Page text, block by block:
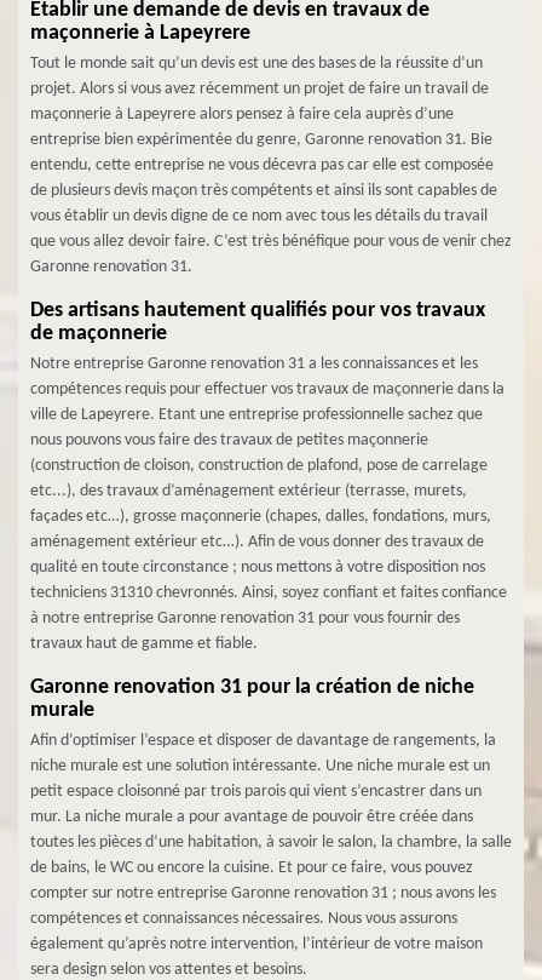
Etablir une demande de devis en travaux de
maçonnerie à Lapeyrere
Tout le monde sait qu’un devis est une des bases de la réussite d’un
projet. Alors si vous avez récemment un projet de faire un travail de
maçonnerie à Lapeyrere alors pensez à faire cela auprès d’une
entreprise bien expérimentée du genre, Garonne renovation 31. Bie
entendu, cette entreprise ne vous décevra pas car elle est composée
de plusieurs devis maçon très compétents et ainsi ils sont capables de
vous établir un devis digne de ce nom avec tous les détails du travail
que vous allez devoir faire. C’est très bénéfique pour vous de venir chez
Garonne renovation 31.
Des artisans hautement qualifiés pour vos travaux
de maçonnerie
Notre entreprise Garonne renovation 31 a les connaissances et les
compétences requis pour effectuer vos travaux de maçonnerie dans la
ville de Lapeyrere. Etant une entreprise professionnelle sachez que
nous pouvons vous faire des travaux de petites maçonnerie
(construction de cloison, construction de plafond, pose de carrelage
etc...), des travaux d’aménagement extérieur (terrasse, murets,
façades etc…), grosse maçonnerie (chapes, dalles, fondations, murs,
aménagement extérieur etc…). Afin de vous donner des travaux de
qualité en toute circonstance ; nous mettons à votre disposition nos
techniciens 31310 chevronnés. Ainsi, soyez confiant et faites confiance
à notre entreprise Garonne renovation 31 pour vous fournir des
travaux haut de gamme et fiable.
Garonne renovation 31 pour la création de niche
murale
Afin d’optimiser l’espace et disposer de davantage de rangements, la
niche murale est une solution intéressante. Une niche murale est un
petit espace cloisonné par trois parois qui vient s’encastrer dans un
mur. La niche murale a pour avantage de pouvoir être créée dans
toutes les pièces d’une habitation, à savoir le salon, la chambre, la salle
de bains, le WC ou encore la cuisine. Et pour ce faire, vous pouvez
compter sur notre entreprise Garonne renovation 31 ; nous avons les
compétences et connaissances nécessaires. Nous vous assurons
également qu’après notre intervention, l’intérieur de votre maison
sera design selon vos attentes et besoins.